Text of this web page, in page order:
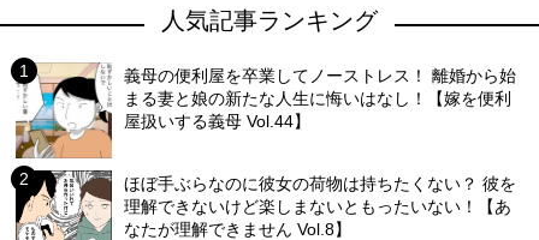
人気記事ランキング
義母の便利屋を卒業してノーストレス！ 離婚から始
まる妻と娘の新たな人生に悔いはなし！【嫁を便利
屋扱いする義母 Vol.44】
ほぼ手ぶらなのに彼女の荷物は持ちたくない？ 彼を
理解できないけど楽しまないともったいない！【あ
なたが理解できません Vol.8】